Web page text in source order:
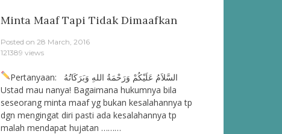
Minta Maaf Tapi Tidak Dimaafkan
Posted on 28 March, 2016
121389 views
Pertanyaan: السَّلاَمُ عَلَيْكُمْ وَرَحْمَةُ اللهِ وَبَرَكَاتُهُ
Ustad mau nanya! Bagaimana hukumnya bila
seseorang minta maaf yg bukan kesalahannya tp
dgn mengingat diri pasti ada kesalahannya tp
malah mendapat hujatan ………